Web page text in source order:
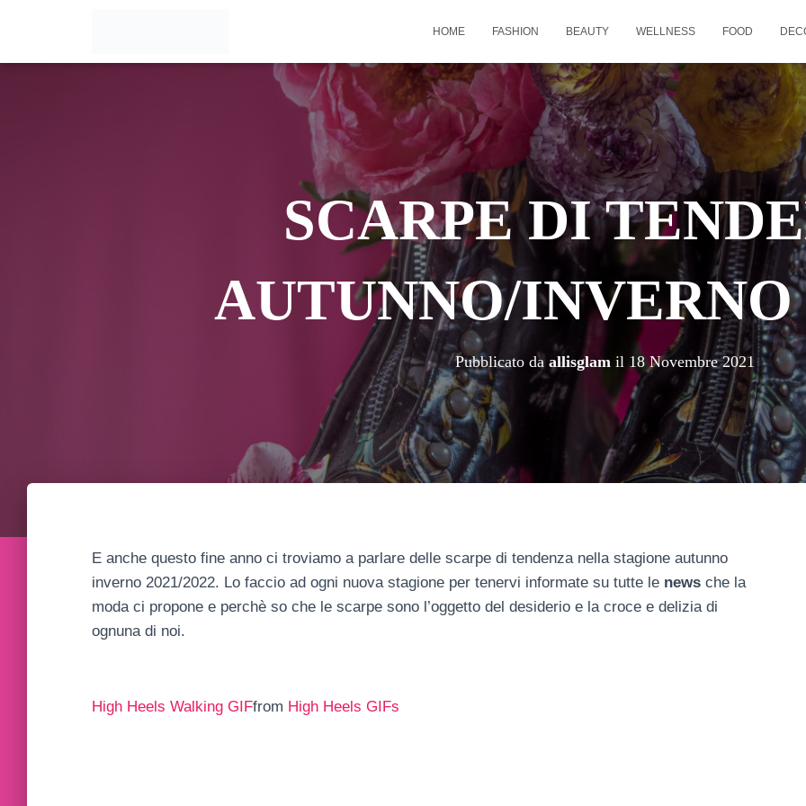
HOME FASHION BEAUTY WELLNESS FOOD
SCARPE DI
AUTUNNO/INVERNO
Pubblicato da allisglamil 18 Novembre 2021
E anche questo fine anno ci troviamo a parlare delle scarpe di tendenza nella stagione autunno
inverno 2021/2022. Lo faccio ad ogni nuova stagione per tenervi informate su tutte le news che la
moda ci propone e perchè so che le scarpe sono l’oggetto del desiderio e la croce e delizia di
ognuna di noi.
High Heels Walking GIFfrom High Heels GIFs